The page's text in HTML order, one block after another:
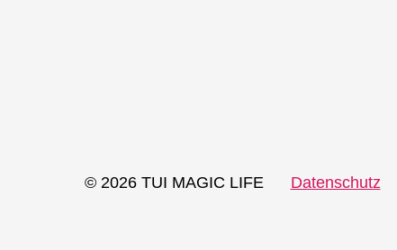
© 2026 TUI MAGIC LIFE Datenschutz